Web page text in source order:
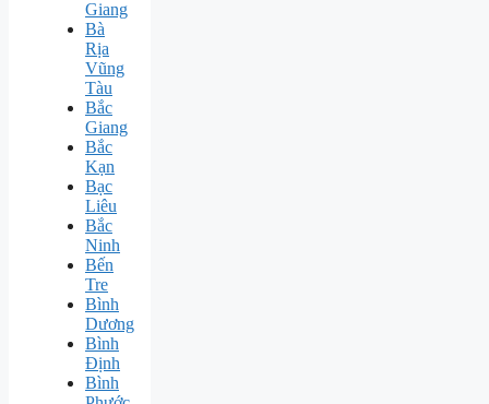
Giang
Bà
Rịa
Vũng
Tàu
Bắc
Giang
Bắc
Kạn
Bạc
Liêu
Bắc
Ninh
Bến
Tre
Bình
Dương
Bình
Định
Bình